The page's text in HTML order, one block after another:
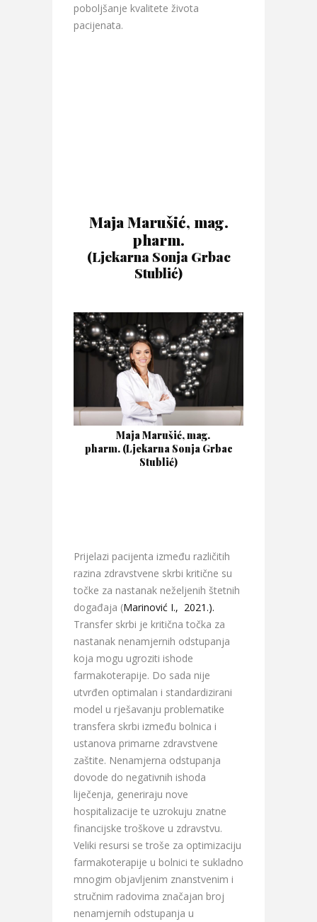
poboljšanje kvalitete života
pacijenata.
Maja Marušić, mag.
pharm.
(Ljekarna Sonja Grbac
Stublić)
Maja Marušić, mag.
pharm. (Ljekarna Sonja Grbac
Stublić)
Prijelazi pacijenta između različitih
razina zdravstvene skrbi kritične su
točke za nastanak neželjenih štetnih
događaja (Marinović I., 2021.).
Transfer skrbi je kritična točka za
nastanak nenamjernih odstupanja
koja mogu ugroziti ishode
farmakoterapije. Do sada nije
utvrđen optimalan i standardizirani
model u rješavanju problematike
transfera skrbi između bolnica i
ustanova primarne zdravstvene
zaštite. Nenamjerna odstupanja
dovode do negativnih ishoda
liječenja, generiraju nove
hospitalizacije te uzrokuju znatne
financijske troškove u zdravstvu.
Veliki resursi se troše za optimizaciju
farmakoterapije u bolnici te sukladno
mnogim objavljenim znanstvenim i
stručnim radovima značajan broj
nenamjernih odstupanja u